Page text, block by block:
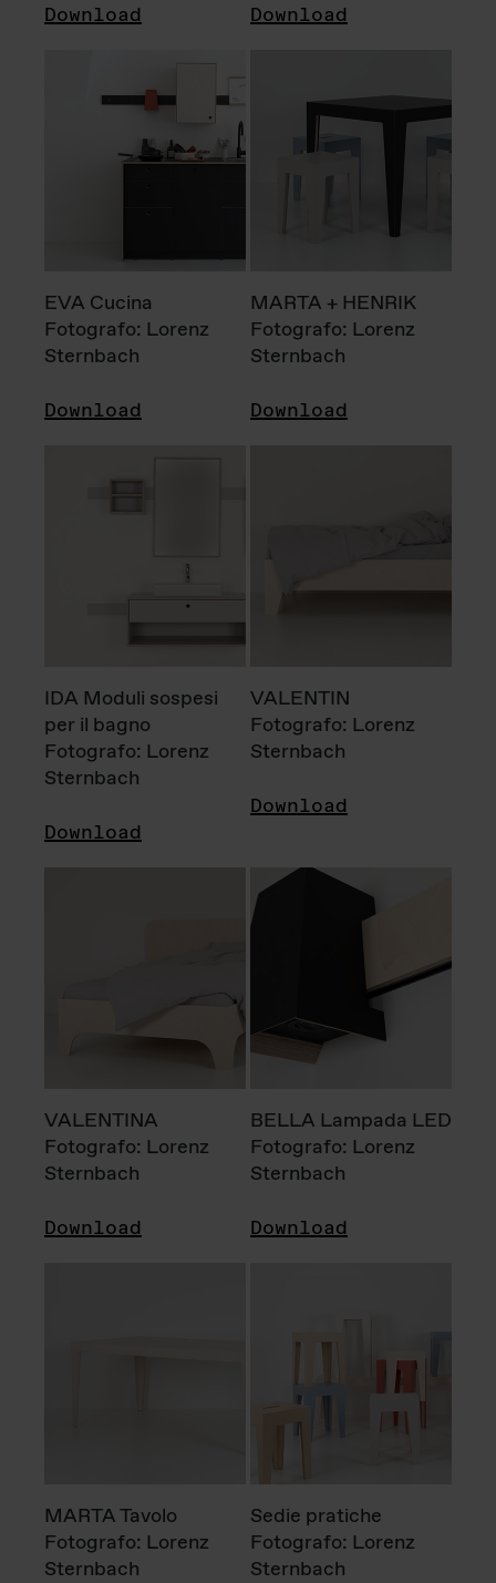
Download Download
EVA Cucina
Fotografo: Lorenz
Sternbach
Download
MARTA + HENRIK
Fotografo: Lorenz
Sternbach
Download
IDA Moduli sospesi
per il bagno
Fotografo: Lorenz
Sternbach
Download
VALENTIN
Fotografo: Lorenz
Sternbach
Download
VALENTINA
Fotografo: Lorenz
Sternbach
Download
BELLA Lampada LED
Fotografo: Lorenz
Sternbach
Download
MARTA Tavolo
Fotografo: Lorenz
Sternbach
Sedie pratiche
Fotografo: Lorenz
Sternbach